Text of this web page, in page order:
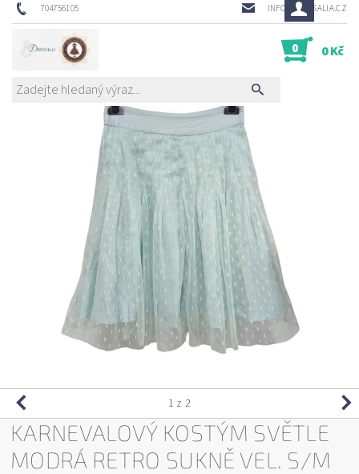
704756105 INFO@DRESSALIA.CZ
0 0 Kč
1 z 2
KARNEVALOVÝ KOSTÝM SVĚTLE
MODRÁ RETRO SUKNĚ VEL. S/M